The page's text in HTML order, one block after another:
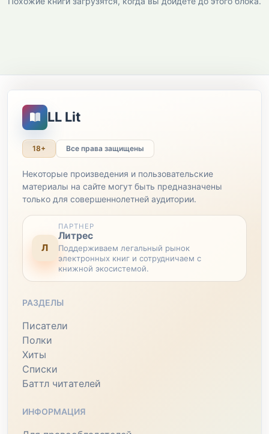
LL Lit
18+ Все права защищены
Некоторые произведения и пользовательские
материалы на сайте могут быть предназначены
только для совершеннолетней аудитории.
Л
ПАРТНЕР
Литрес
Поддерживаем легальный рынок
электронных книг и сотрудничаем с
книжной экосистемой.
РАЗДЕЛЫ
Писатели
Полки
Хиты
Списки
Баттл читателей
ИНФОРМАЦИЯ